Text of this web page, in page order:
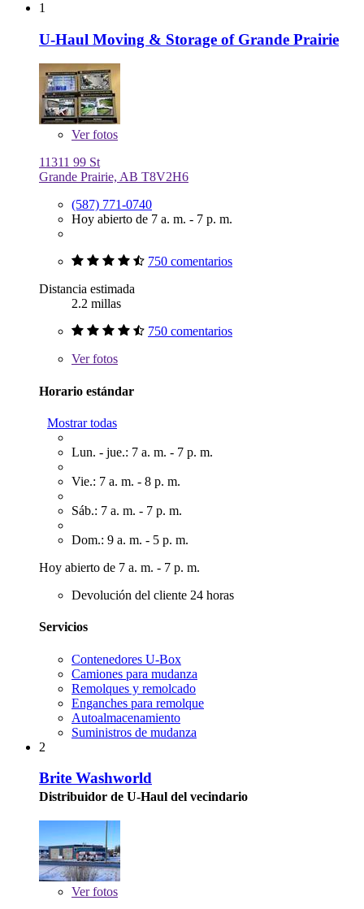
1
U-Haul Moving & Storage of Grande Prairie
Verfotos
11311 99 St
Grande Prairie, AB T8V2H6
(587) 771-0740
Hoy abierto de 7 a. m. - 7 p. m.
750 comentarios
Distancia estimada
2.2 millas
750 comentarios
Verfotos
Horario estándar
Mostrar todas
Lun. - jue.: 7 a. m. - 7 p. m.
Vie.: 7 a. m. - 8 p. m.
Sáb.: 7 a. m. - 7 p. m.
Dom.: 9 a. m. - 5 p. m.
Hoy abierto de 7 a. m. - 7 p. m.
Devolución del cliente 24 horas
Servicios
Contenedores U-Box
Camiones para mudanza
Remolques y remolcado
Enganches para remolque
Autoalmacenamiento
Suministros de mudanza
2
Brite Washworld
Distribuidor de U-Haul del vecindario
Verfotos